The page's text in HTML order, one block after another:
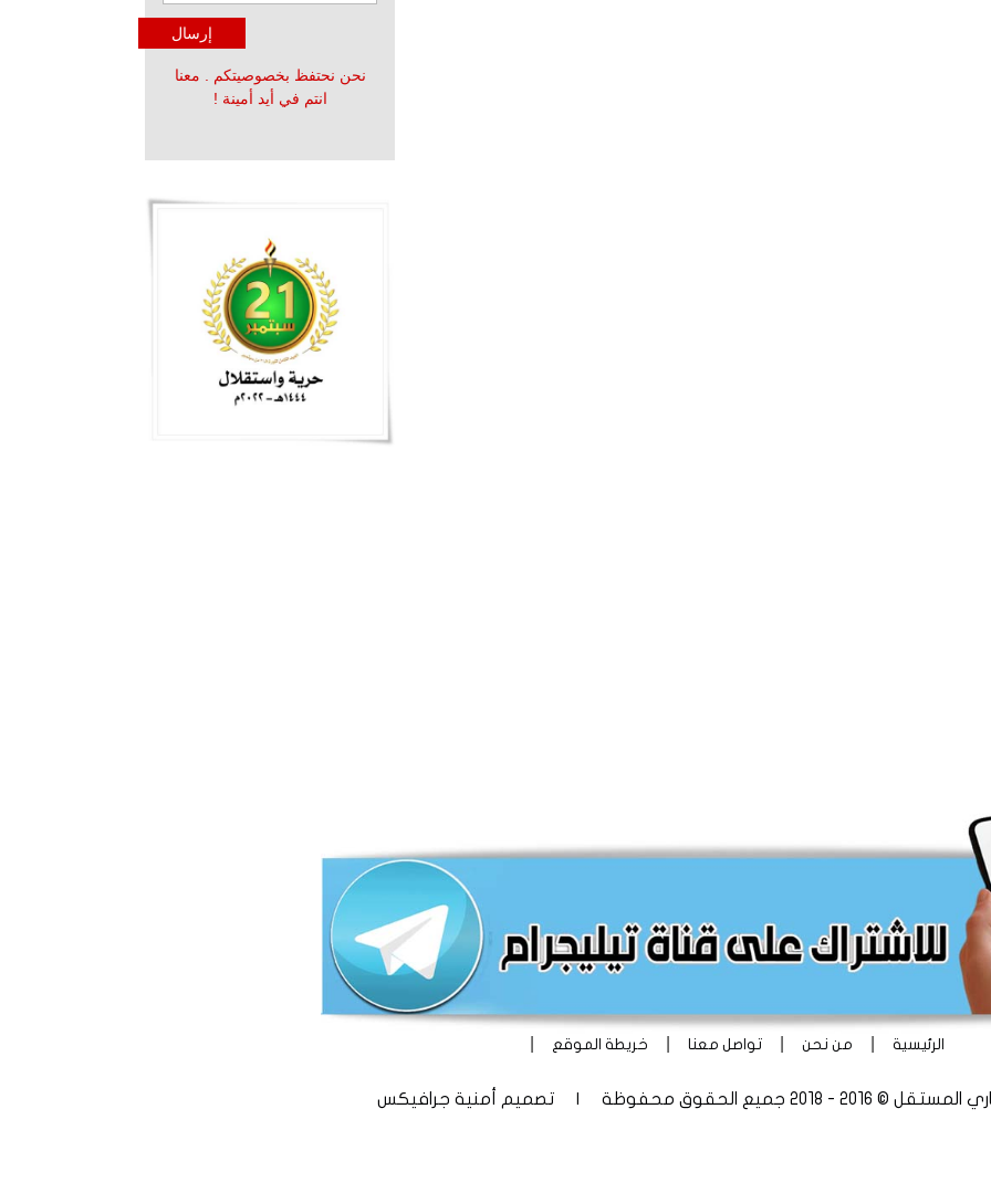
نحن نحتفظ بخصوصيتكم . معنا
انتم في أيد أمينة !
الرئيسية من نحن تواصل معنا خريطة الموقع
2018 جميع الحقوق محفوظة | تصميم أمنية جرافيكس